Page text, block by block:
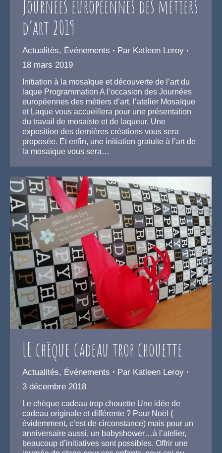
Journées européennes des métiers
d’art 2019
Actualités, Événements Par Katleen Leroy
18 mars 2019
Initiation à la mosaïque et découverte de l’art du
laque Programmation A l’occasion des Journées
européennes des métiers d’art, l’atelier Mosaïque
et Laque vous accueillera pour une présentation
du travail de mosaïste et de laqueur. Une
exposition des dernières créations vous sera
proposée. Et enfin, une initiation gratuite à l’art de
la mosaïque vous sera…
LE chèque cadeau trop chouette
Actualités, Événements Par Katleen Leroy
3 décembre 2018
Le chèque cadeau trop chouette Une idée de
cadeau originale et différente ? Pour Noël (
évidemment, c’est de circonstance) mais pour un
anniversaire aussi, un babyshower…à l’atelier,
beaucoup d’initiatives sont possibles. Offrir une